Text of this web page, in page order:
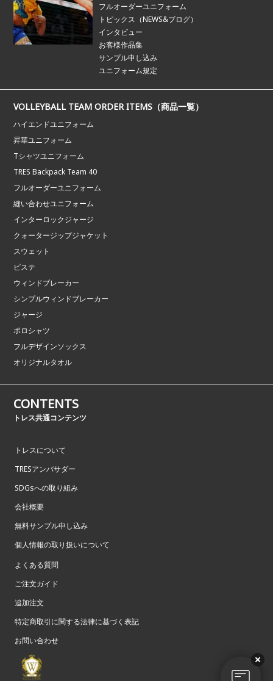
フルオーダーユニフォーム
トピックス（NEWS&ブログ）
インタビュー
お客様作品集
サンプル申し込み
ユニフォーム規定
VOLLEYBALL TEAM ORDER ITEMS（商品一覧）
ハイエンドユニフォーム
昇華ユニフォーム
Tシャツユニフォーム
TRES Backpack Team 40
フルオーダーユニフォーム
縫い合わせユニフォーム
インターロックジャージ
クォータージップジャケット
スウェット
ピステ
ウィンドブレーカー
シンプルウィンドブレーカー
ジャージ
ポロシャツ
フルデザインソックス
オリジナルタオル
CONTENTS
トレス共通コンテンツ
トレスについて
TRESアンバサダー
SDGsへの取り組み
会社概要
無料サンプル申し込み
個人情報の取り扱いについて
よくある質問
ご注文ガイド
追加注文
特定商取引に関する法律に基づく表記
お問い合わせ